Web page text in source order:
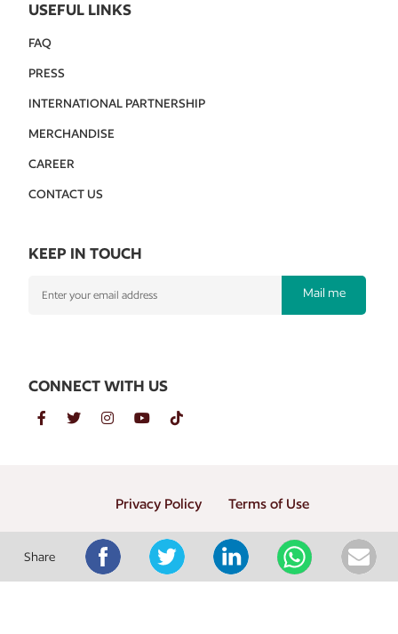
Share
USEFUL LINKS
FAQ
PRESS
INTERNATIONAL PARTNERSHIP
MERCHANDISE
CAREER
CONTACT US
KEEP IN TOUCH
Mail me
CONNECT WITH US
Copyright © 2026 PT. Gramedia Penerbit Buku Utama
Privacy Policy Terms of Use